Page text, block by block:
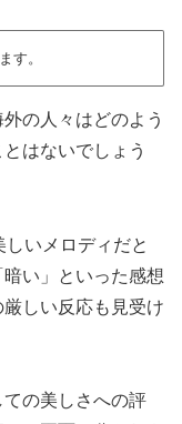
す。
の人々はどのよう
はないでしょう
いメロディだと
い」といった感想
しい反応も見受け
の美しさへの評